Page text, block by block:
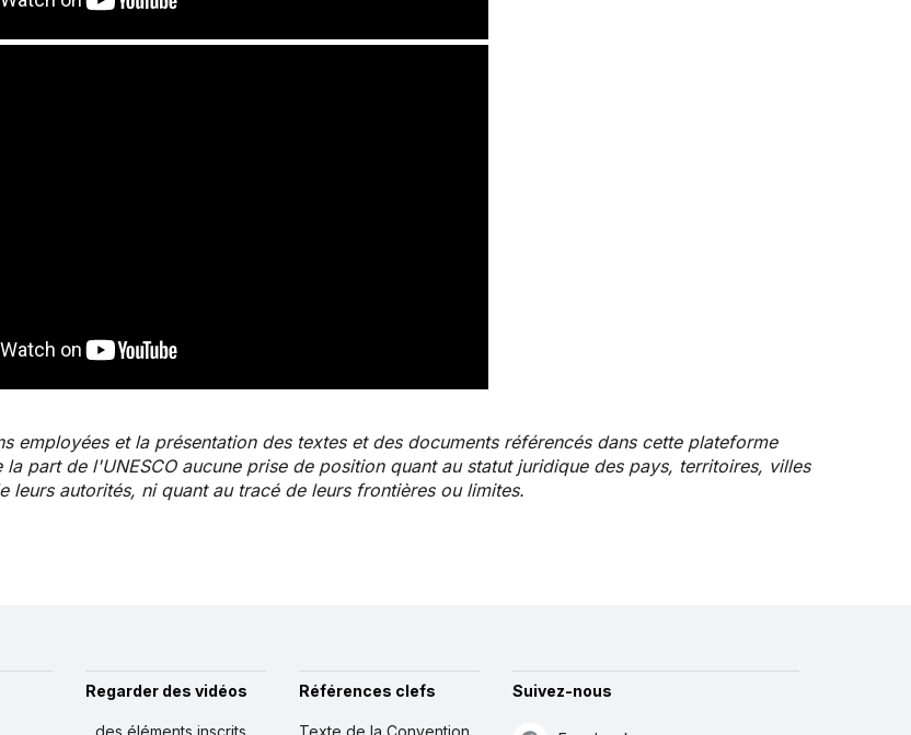
employées et la présentation des textes et des documents référencés dans cette plateforme
part de l'UNESCO aucune prise de position quant au statut juridique des pays, territoires, villes
leurs autorités, ni quant au tracé de leurs frontières ou limites.
Regarder des vidéos
...des éléments inscrits
Références clefs
Texte de la Convention
Suivez-nous